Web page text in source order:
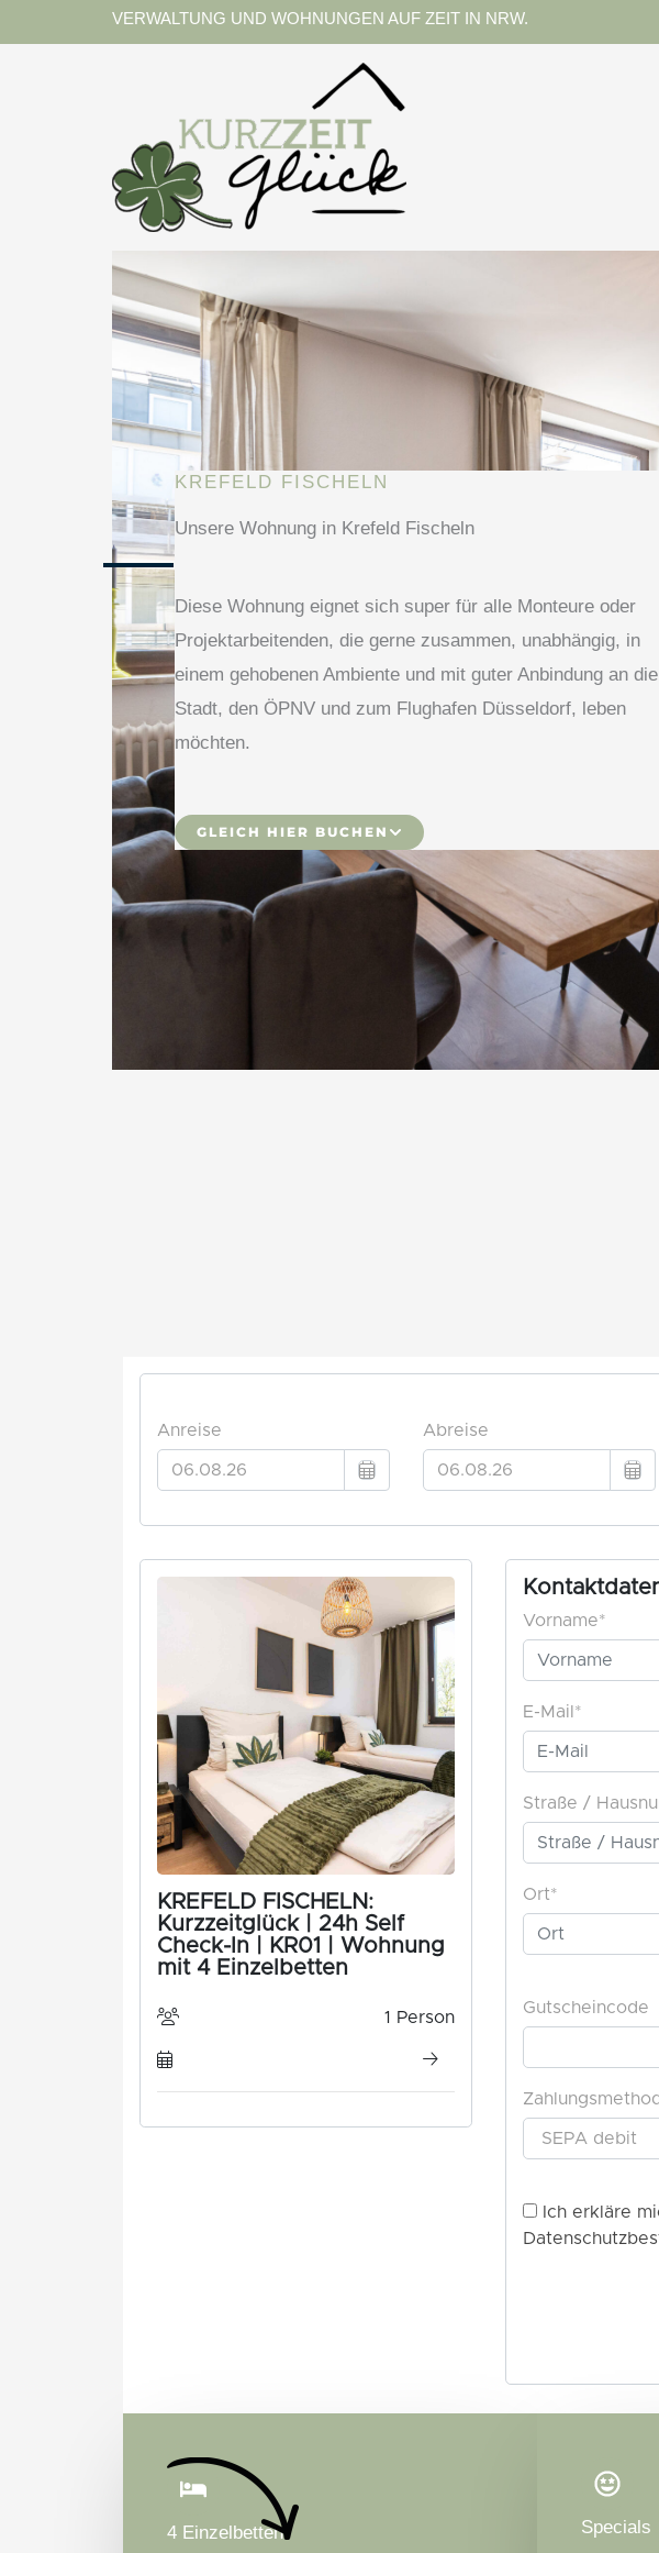
Inhalt
VERWALTUNG UND WOHNUNGEN AUF ZEIT IN NRW.
KREFELD FISCHELN
Unsere Wohnung in Krefeld Fischeln
Diese Wohnung eignet sich super für alle Monteure oder
Projektarbeitenden, die gerne zusammen, unabhängig, in
einem gehobenen Ambiente und mit guter Anbindung an die
Stadt, den ÖPNV und zum Flughafen Düsseldorf, leben
möchten.
GLEICH HIER BUCHEN
4 Einzelbetten
Specials